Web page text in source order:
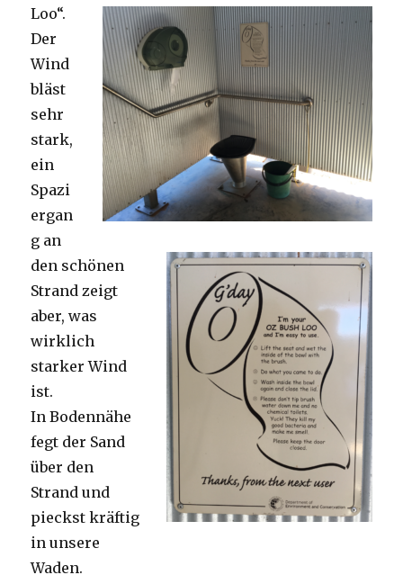
Loo“.
Der
Wind
bläst
sehr
stark,
ein
Spazi
ergan
g an
den schönen
Strand zeigt
aber, was
wirklich
starker Wind
ist.
In Bodennähe
fegt der Sand
über den
Strand und
pieckst kräftig
in unsere
Waden.